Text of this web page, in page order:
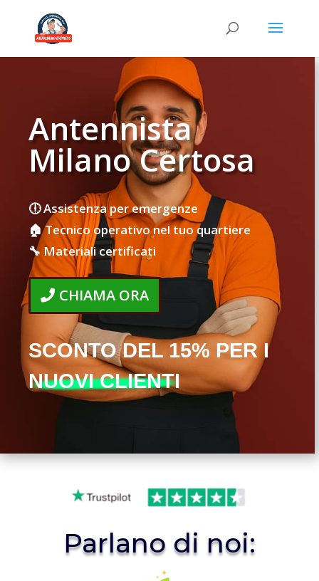
Antennista
Milano Certosa
🕕 Assistenza per emergenze
🏠 Tecnico operativo nel tuo quartiere
🔧 Materiali certificati
CHIAMA ORA
SCONTO DEL 15% PER I
NUOVI CLIENTI
Parlano di noi: